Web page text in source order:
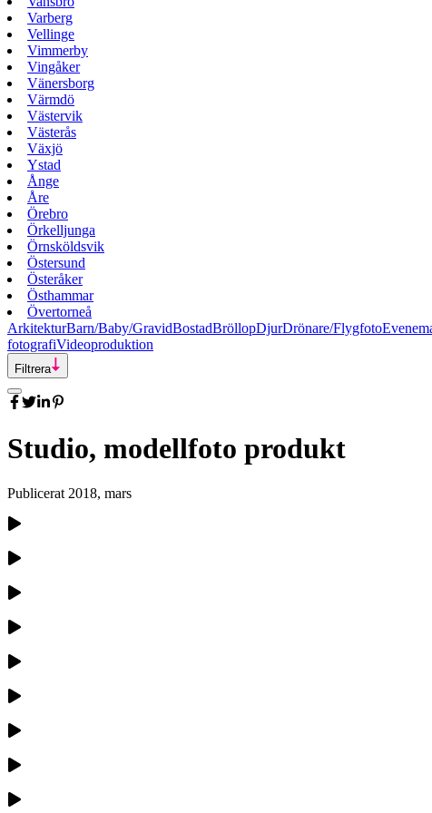
Varberg
Vellinge
Vimmerby
Vingåker
Vänersborg
Värmdö
Västervik
Västerås
Växjö
Ystad
Ånge
Åre
Örebro
Örkelljunga
Örnsköldsvik
Östersund
Österåker
Östhammar
Övertorneå
ArkitekturBarn/Baby/GravidBostadBröllopDjurDrönare/Flygfoto
fotografiVideoproduktion
Filtrera
Studio, modellfoto produkt
Publicerat 2018, mars